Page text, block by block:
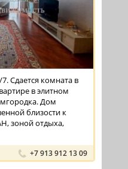
Сдается комната в
в элитном
Дом
близости к
зоной отдыха,
+7 913 912 13 09